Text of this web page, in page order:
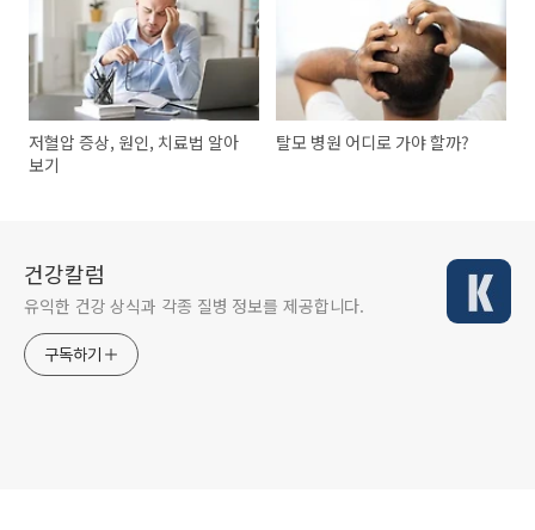
저혈압 증상, 원인, 치료법 알아
보기
탈모 병원 어디로 가야 할까?
건강칼럼
유익한 건강 상식과 각종 질병 정보를 제공합니다.
구독하기